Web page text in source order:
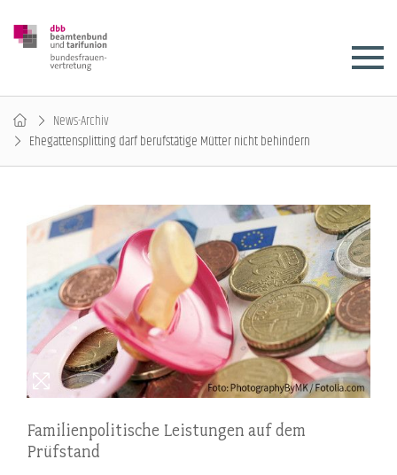
News-Archiv
Ehegattensplitting darf berufstätige Mütter nicht behindern
Familienpolitische Leistungen auf dem
Prüfstand